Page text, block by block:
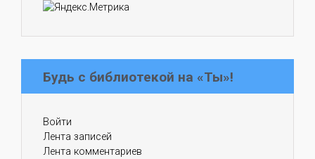
Будь с библиотекой на «Ты»!
Войти
Лента записей
Лента комментариев